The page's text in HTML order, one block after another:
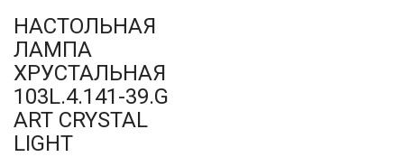
НАСТОЛЬНАЯ
ЛАМПА
ХРУСТАЛЬНАЯ
103L.4.141-39.G
ART CRYSTAL
LIGHT